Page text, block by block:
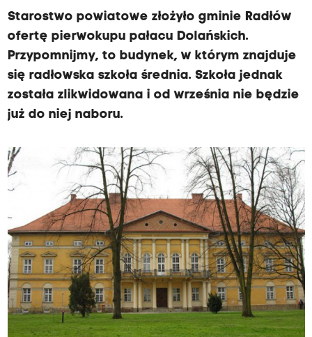
Starostwo powiatowe złożyło gminie Radłów
ofertę pierwokupu pałacu Dolańskich.
Przypomnijmy, to budynek, w którym znajduje
się radłowska szkoła średnia. Szkoła jednak
została zlikwidowana i od września nie będzie
już do niej naboru.